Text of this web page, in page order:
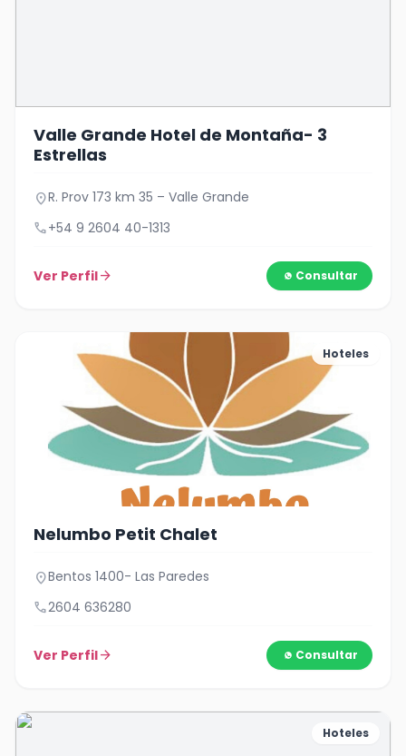
Valle Grande Hotel de Montaña- 3
Estrellas
location_onR. Prov 173 km 35 – Valle Grande
call+54 9 2604 40-1313
Ver Perfilarrow_forward Consultar
Hoteles
Nelumbo Petit Chalet
location_onBentos 1400- Las Paredes
call2604 636280
Ver Perfilarrow_forward Consultar
Hoteles